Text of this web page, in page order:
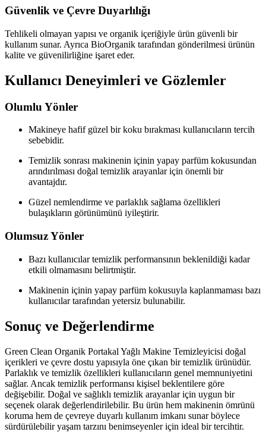
Güvenlik ve Çevre Duyarlılığı
Tehlikeli olmayan yapısı ve organik içeriğiyle ürün güvenli bir
kullanım sunar. Ayrıca BioOrganik tarafından gönderilmesi ürünün
kalite ve güvenilirliğine işaret eder.
Kullanıcı Deneyimleri ve Gözlemler
Olumlu Yönler
Makineye hafif güzel bir koku bırakması kullanıcıların tercih
sebebidir.
Temizlik sonrası makinenin içinin yapay parfüm kokusundan
arındırılması doğal temizlik arayanlar için önemli bir
avantajdır.
Güzel nemlendirme ve parlaklık sağlama özellikleri
bulaşıkların görünümünü iyileştirir.
Olumsuz Yönler
Bazı kullanıcılar temizlik performansının beklenildiği kadar
etkili olmamasını belirtmiştir.
Makinenin içinin yapay parfüm kokusuyla kaplanmaması bazı
kullanıcılar tarafından yetersiz bulunabilir.
Sonuç ve Değerlendirme
Green Clean Organik Portakal Yağlı Makine Temizleyicisi doğal
içerikleri ve çevre dostu yapısıyla öne çıkan bir temizlik ürünüdür.
Parlaklık ve temizlik özellikleri kullanıcıların genel memnuniyetini
sağlar. Ancak temizlik performansı kişisel beklentilere göre
değişebilir. Doğal ve sağlıklı temizlik arayanlar için uygun bir
seçenek olarak değerlendirilebilir. Bu ürün hem makinenin ömrünü
koruma hem de çevreye duyarlı kullanım imkanı sunar böylece
sürdürülebilir yaşam tarzını benimseyenler için ideal bir tercihtir.